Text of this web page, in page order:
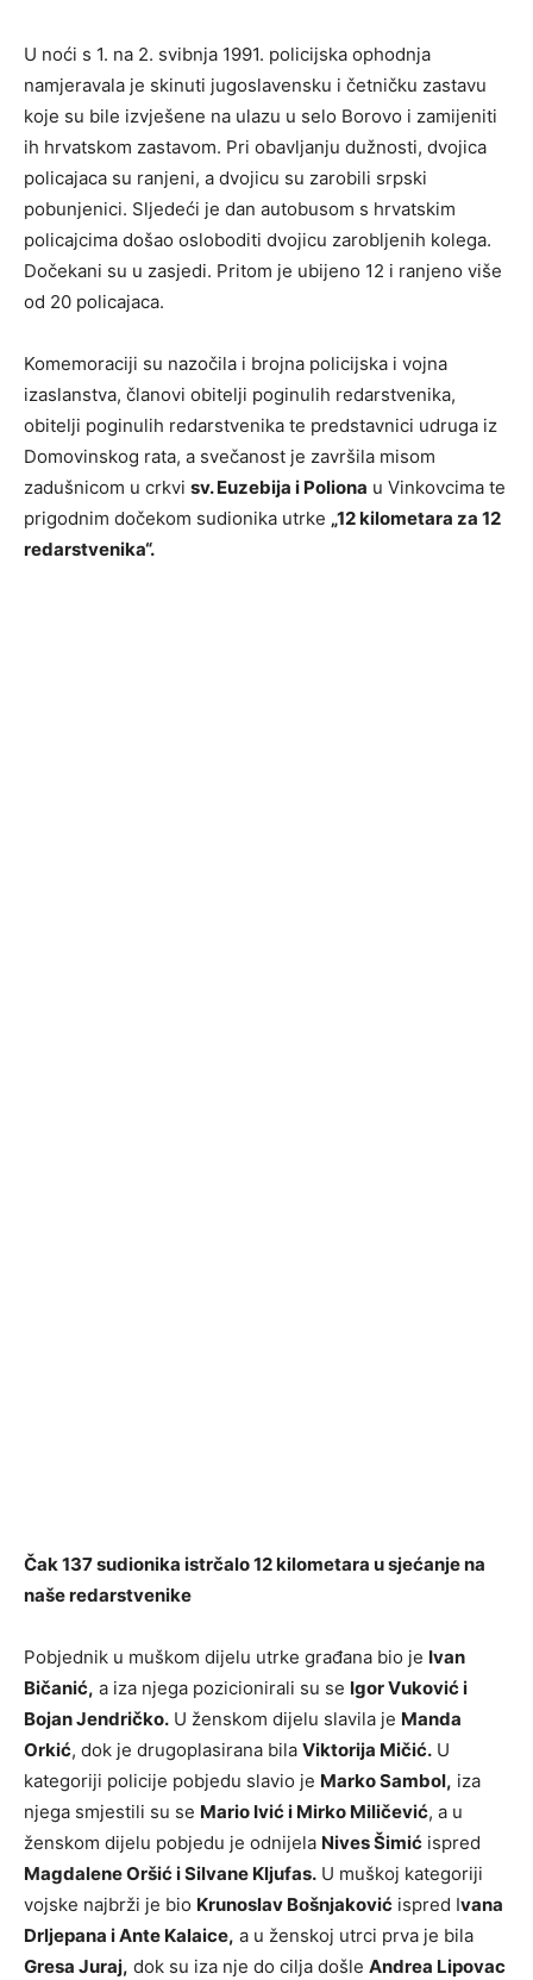
U noći s 1. na 2. svibnja 1991. policijska ophodnja
namjeravala je skinuti jugoslavensku i četničku zastavu
koje su bile izvješene na ulazu u selo Borovo i zamijeniti
ih hrvatskom zastavom. Pri obavljanju dužnosti, dvojica
policajaca su ranjeni, a dvojicu su zarobili srpski
pobunjenici. Sljedeći je dan autobusom s hrvatskim
policajcima došao osloboditi dvojicu zarobljenih kolega.
Dočekani su u zasjedi. Pritom je ubijeno 12 i ranjeno više
od 20 policajaca.
Komemoraciji su nazočila i brojna policijska i vojna
izaslanstva, članovi obitelji poginulih redarstvenika,
obitelji poginulih redarstvenika te predstavnici udruga iz
Domovinskog rata, a svečanost je završila misom
zadušnicom u crkvi sv. Euzebija i Poliona u Vinkovcima te
prigodnim dočekom sudionika utrke „12 kilometara za 12
redarstvenika“.
Čak 137 sudionika istrčalo 12 kilometara u sjećanje na
naše redarstvenike
Pobjednik u muškom dijelu utrke građana bio je Ivan
Bičanić, a iza njega pozicionirali su se Igor Vuković i
Bojan Jendričko. U ženskom dijelu slavila je Manda
Orkić, dok je drugoplasirana bila Viktorija Mičić. U
kategoriji policije pobjedu slavio je Marko Sambol, iza
njega smjestili su se Mario Ivić i Mirko Miličević, a u
ženskom dijelu pobjedu je odnijela Nives Šimić ispred
Magdalene Oršić i Silvane Kljufas. U muškoj kategoriji
vojske najbrži je bio Krunoslav Bošnjaković ispred Ivana
Drljepana i Ante Kalaice, a u ženskoj utrci prva je bila
Gresa Juraj, dok su iza nje do cilja došle Andrea Lipovac